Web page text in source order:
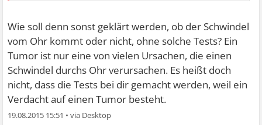
Wie soll denn sonst geklärt werden, ob der Schwindel
vom Ohr kommt oder nicht, ohne solche Tests? Ein
Tumor ist nur eine von vielen Ursachen, die einen
Schwindel durchs Ohr verursachen. Es heißt doch
nicht, dass die Tests bei dir gemacht werden, weil ein
Verdacht auf einen Tumor besteht.
19.08.2015 15:51 •